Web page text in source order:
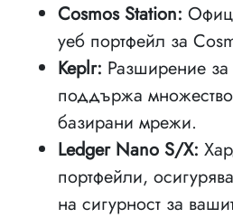
Cosmos Station:
уеб портфейл за
Keplr: Разширение за
поддържа
базирани мрежи.
Ledger Nano S/X:
портфейли,
на сигурност за